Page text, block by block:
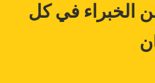
الخبراء في كل